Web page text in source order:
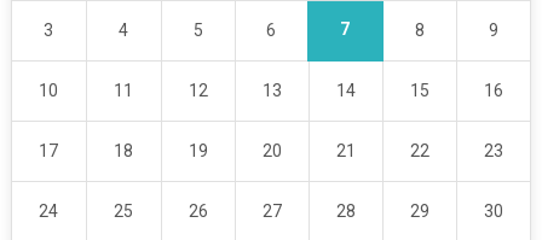
3 4 5 6 7 8 9
10 11 12 13 14 15 16
17 18 19 20 21 22 23
24 25 26 27 28 29 30